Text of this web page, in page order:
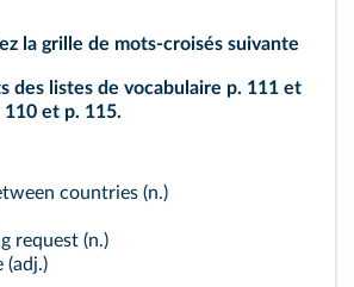
la grille de mots‑croisés suivante
des listes de vocabulaire p. 111 et
110 et p. 115.
countries (n.)
request (n.)
(adj.)